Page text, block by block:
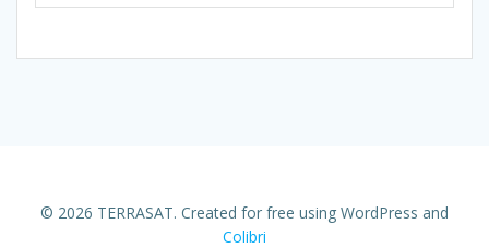
© 2026 TERRASAT. Created for free using WordPress and
Colibri